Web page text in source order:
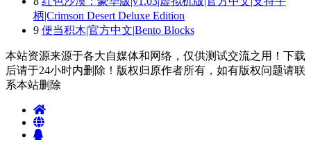
柄|Crimson Desert Deluxe Edition
9 便当积木|官方中文|Bento Blocks
本站资源来源于各大自媒体和网络，仅供测试交流之用！下载
后请于24小时内删除！版权归原作者所有，如有版权问题请联
系本站删除